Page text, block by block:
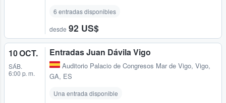
6 entradas disponibles
desde 92 US$
10 OCT.
SÁB.
6:00 p. m.
Entradas Juan Dávila Vigo
Auditorio Palacio de Congresos Mar de Vigo, Vigo,
GA, ES
Una entrada disponible